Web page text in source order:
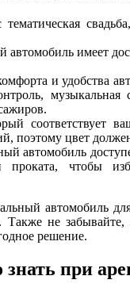
имеет
и удобства
соответствует
поэтому цвет
автомобиль
проката, чтобы
автомобиль
не забывайте,
решение.
при